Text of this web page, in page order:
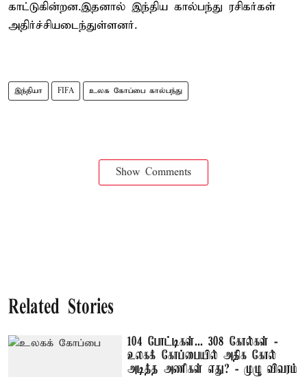
காட்டுகின்றன.இதனால் இந்திய கால்பந்து ரசிகர்கள்
அதிர்ச்சியடைந்துள்ளனர்.
இந்தியா FIFA உலக கோப்பை கால்பந்து
Show Comments
Related Stories
104 போட்டிகள்... 308 கோல்கள் -
உலகக் கோப்பையில் அதிக கோல்
அடித்த அணிகள் எது? - முழு விவரம்